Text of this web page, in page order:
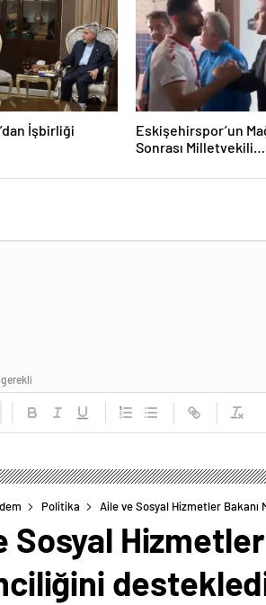
İşbirliği
Eskişehirspor’un
Sonrası Milletvekili
gerekli
Politika Aile ve Sosyal Hizmetler
Sosyal